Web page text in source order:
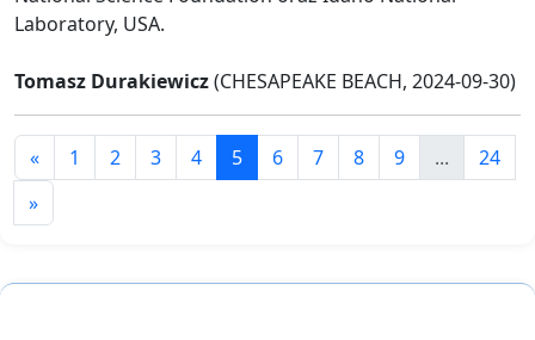
Laboratory, USA.
Tomasz Durakiewicz(CHESAPEAKE BEACH, 2024-09-30)
« 1 2 3 4 5 6 7 8 9 ...
24
»